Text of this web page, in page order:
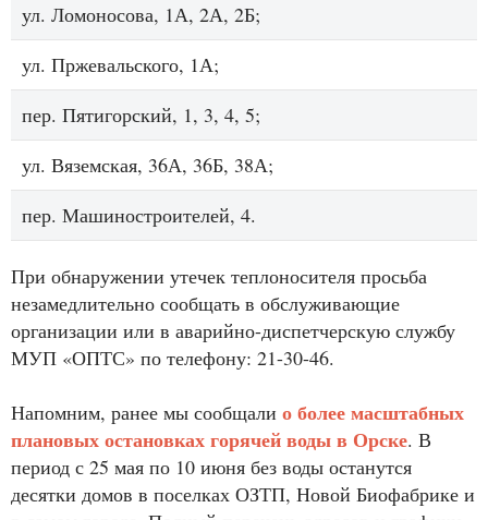
ул. Ломоносова, 1А, 2А, 2Б;
ул. Пржевальского, 1А;
пер. Пятигорский, 1, 3, 4, 5;
ул. Вяземская, 36А, 36Б, 38А;
пер. Машиностроителей, 4.
При обнаружении утечек теплоносителя просьба
незамедлительно сообщать в обслуживающие
организации или в аварийно-диспетчерскую службу
МУП «ОПТС» по телефону: 21-30-46.
Напомним, ранее мы сообщали о более масштабных
плановых остановках горячей воды в Орске. В
период с 25 мая по 10 июня без воды останутся
десятки домов в поселках ОЗТП, Новой Биофабрике и